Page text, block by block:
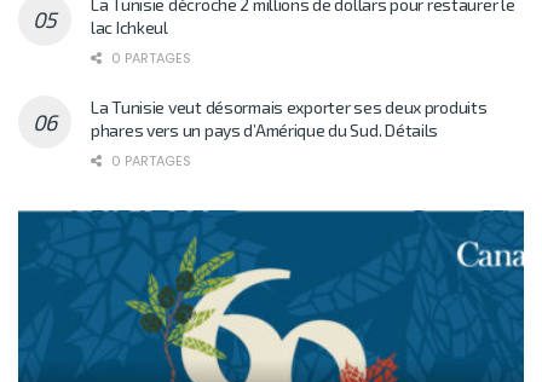
La Tunisie décroche 2 millions de dollars pour restaurer le
lac Ichkeul
0 PARTAGES
La Tunisie veut désormais exporter ses deux produits
phares vers un pays d’Amérique du Sud. Détails
0 PARTAGES